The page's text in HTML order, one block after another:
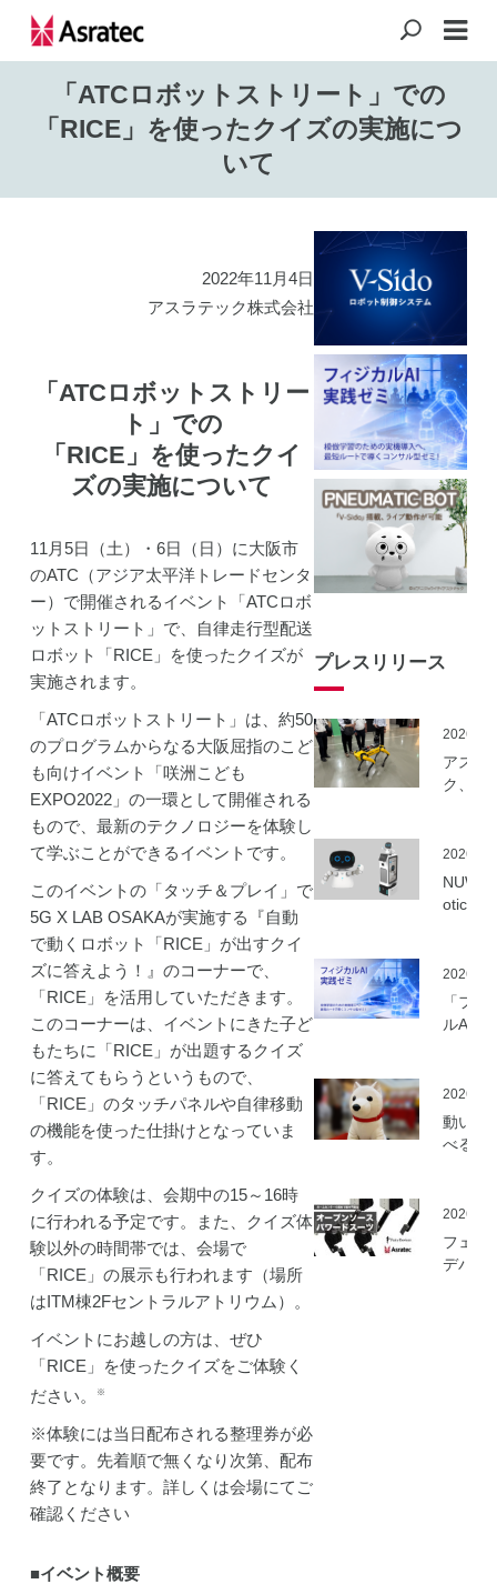
「ATCロボットストリート」での
「RICE」を使ったクイズの実施につ
いて
2022年11月4日
アスラテック株式会社
「ATCロボットストリー
ト」での
「RICE」を使ったクイ
ズの実施について
11月5日（土）・6日（日）に大阪市
のATC（アジア太平洋トレードセンタ
ー）で開催されるイベント「ATCロボ
ットストリート」で、自律走行型配送
ロボット「RICE」を使ったクイズが
実施されます。
「ATCロボットストリート」は、約50
のプログラムからなる大阪屈指のこど
も向けイベント「咲洲こども
EXPO2022」の一環として開催される
もので、最新のテクノロジーを体験し
て学ぶことができるイベントです。
このイベントの「タッチ＆プレイ」で
5G X LAB OSAKAが実施する『自動
で動くロボット「RICE」が出すクイ
ズに答えよう！』のコーナーで、
「RICE」を活用していただきます。
このコーナーは、イベントにきた子ど
もたちに「RICE」が出題するクイズ
に答えてもらうというもので、
「RICE」のタッチパネルや自律移動
の機能を使った仕掛けとなっていま
す。
クイズの体験は、会期中の15～16時
に行われる予定です。また、クイズ体
験以外の時間帯では、会場で
「RICE」の展示も行われます（場所
はITM棟2Fセントラルアトリウム）。
イベントにお越しの方は、ぜひ
「RICE」を使ったクイズをご体験く
ださい。
※
※体験には当日配布される整理券が必
要です。先着順で無くなり次第、配布
終了となります。詳しくは会場にてご
確認ください
■イベント概要
プレスリリース
アスラ
ク、
を活用
建設向
ボット
実施
NUWA
otics社
いを開
「フィ
ルAI実
動いて
べる「
ロボッ
（バル
ロボッ
ト）」
フェア
デバイ